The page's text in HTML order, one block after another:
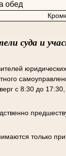
обед
Кроме
суда и
с 8:30 до
только